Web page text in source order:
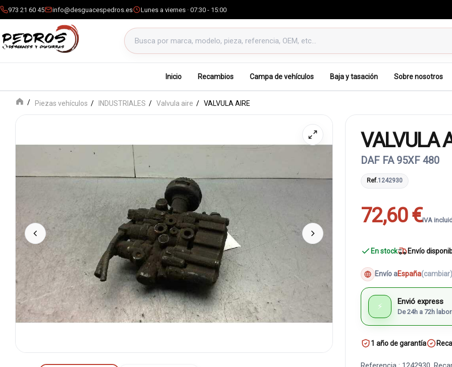
973 21 60 45 info@desguacespedros.es Lunes a viernes · 07:30 - 15:00
Buscar productos
Inicio Recambios Campa de vehículos Baja y tasación Sobre nosotros
Piezas vehículos INDUSTRIALES Valvula aire VALVULA AIRE
VALVULA
DAF FA 95XF 480
Ref.1242930
72,60 €IVA
En stock Envío
Envío aEspaña(cambiar)
⚡ Envió express
De 24h a 72h
1 año de garantía